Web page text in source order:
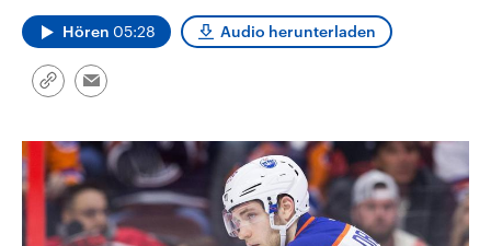
und Kandidaten der anstehenden
Wahl.
Hören 05:28 Audio herunterladen
Link
Email